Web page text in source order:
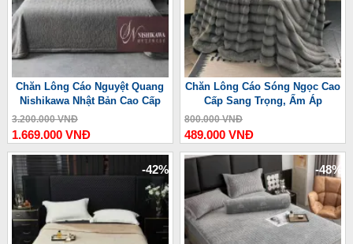
Chăn Lông Cáo Nguyệt Quang
Nishikawa Nhật Bản Cao Cấp
3.200.000 VNĐ
1.669.000 VNĐ
Chăn Lông Cáo Sóng Ngọc Cao
Cấp Sang Trọng, Ấm Áp
800.000 VNĐ
489.000 VNĐ
-42% -48%